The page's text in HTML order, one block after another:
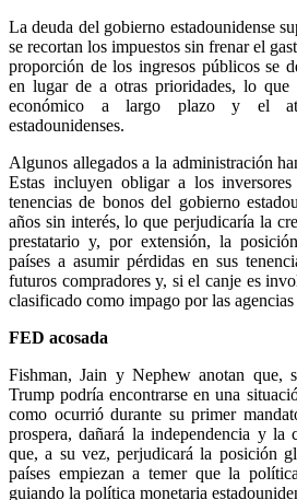
La deuda del gobierno estadounidense
se recortan los impuestos sin frenar el
proporción de los ingresos públicos se
en lugar de a otras prioridades, lo que
económico a largo plazo y el
estadounidenses.
Algunos allegados a la administración
Estas incluyen obligar a los
tenencias de bonos del gobierno
años sin interés, lo que perjudicaría la
prestatario y, por extensión, la
países a asumir pérdidas en sus
futuros compradores y, si el canje es
clasificado como impago por las
FED acosada
Fishman, Jain y Nephew anotan que,
Trump podría encontrarse en una
como ocurrió durante su primer
prospera, dañará la independencia y
que, a su vez, perjudicará la posición
países empiezan a temer que la
guiando la política monetaria